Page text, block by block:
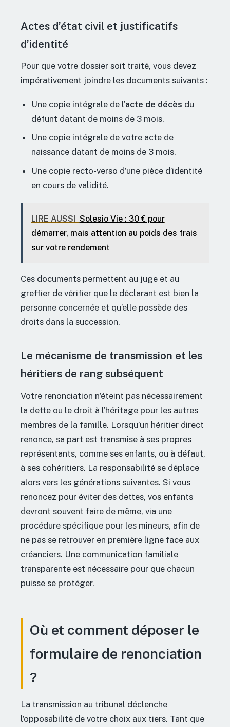
Actes d’état civil et justificatifs
d’identité
Pour que votre dossier soit traité, vous devez
impérativement joindre les documents suivants :
Une copie intégrale de l’acte de décès du
défunt datant de moins de 3 mois.
Une copie intégrale de votre acte de
naissance datant de moins de 3 mois.
Une copie recto-verso d’une pièce d’identité
en cours de validité.
LIRE AUSSI
Solesio Vie : 30 € pour
démarrer, mais attention au poids des frais
sur votre rendement
Ces documents permettent au juge et au
greffier de vérifier que le déclarant est bien la
personne concernée et qu’elle possède des
droits dans la succession.
Le mécanisme de transmission et les
héritiers de rang subséquent
Votre renonciation n’éteint pas nécessairement
la dette ou le droit à l’héritage pour les autres
membres de la famille. Lorsqu’un héritier direct
renonce, sa part est transmise à ses propres
représentants, comme ses enfants, ou à défaut,
à ses cohéritiers. La responsabilité se déplace
alors vers les générations suivantes. Si vous
renoncez pour éviter des dettes, vos enfants
devront souvent faire de même, via une
procédure spécifique pour les mineurs, afin de
ne pas se retrouver en première ligne face aux
créanciers. Une communication familiale
transparente est nécessaire pour que chacun
puisse se protéger.
Où et comment déposer le
formulaire de renonciation
?
La transmission au tribunal déclenche
l’opposabilité de votre choix aux tiers. Tant que